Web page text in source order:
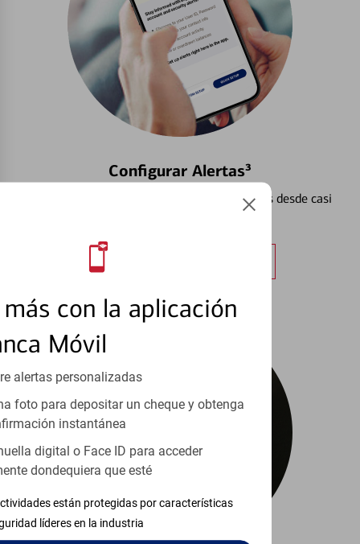
con la aplicación
Móvil
alertas personalizadas
foto para depositar un cheque y obtenga
instantánea
digital o Face ID para acceder
dondequiera que esté
están protegidas por características
líderes en la industria
Configurar Alertas³
Vea cómo mantener el control de sus finanzas desde casi
Obtener más información